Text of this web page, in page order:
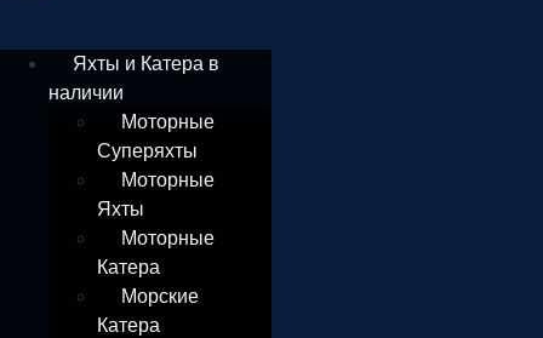
Яхты и Катера в
наличии
Моторные
Суперяхты
Моторные
Яхты
Моторные
Катера
Морские
Катера